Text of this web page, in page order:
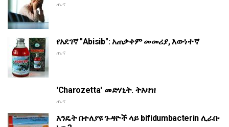
ጤና
የአደገኛ "Abisib": አጠቃቀም መመሪያ, እውነተኛ
ጤና
'Charozetta' መድሃኒት. ትእዛዝ
ጤና
እንዴት በተለያዩ ጉዳዮች ላይ bifidumbacterin ሊራቡ